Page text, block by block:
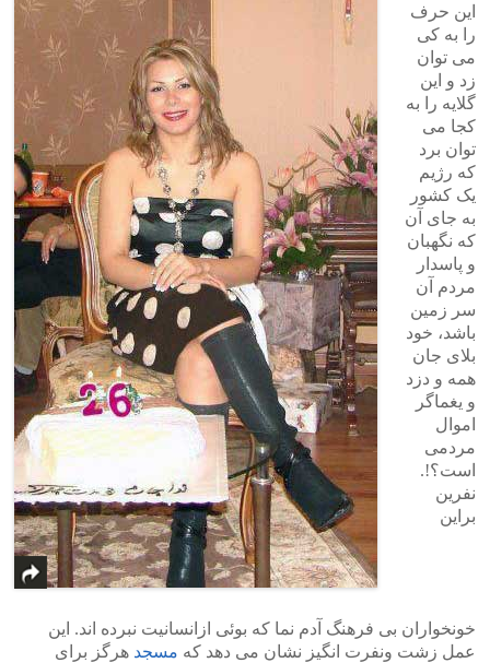
این حرف
را به کی
می توان
زد و این
گلایه را به
کجا می
توان برد
که رژیم
یک کشور
به جای آن
که نگهبان
و پاسدار
مردم آن
سر زمین
باشد، خود
بلای جان
همه و دزد
و یغماگر
اموال
مردمی
است؟!.
نفرین
براین
خونخواران بی فرهنگ آدم نما که بوئی ازانسانیت نبرده اند. این
عمل زشت ونفرت انگیز نشان می دهد که مسجد هرگز برای